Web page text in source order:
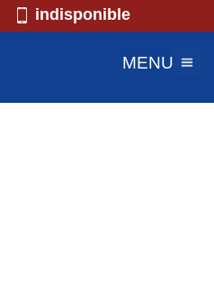
indisponible
MENU